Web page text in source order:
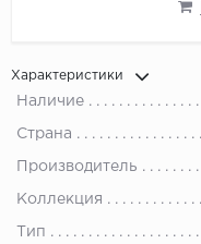
Характеристики
Наличие
Страна
Производитель
Коллекция
Тип